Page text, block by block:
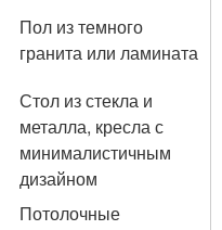
Пол из темного
гранита или ламината
Стол из стекла и
металла, кресла с
минималистичным
дизайном
Потолочные